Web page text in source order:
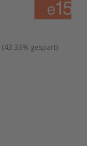
(43.33% gespart)